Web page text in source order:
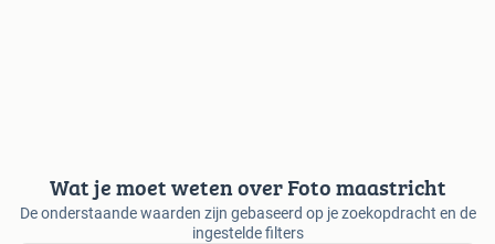
Wat je moet weten over Foto maastricht
De onderstaande waarden zijn gebaseerd op je zoekopdracht en de
ingestelde filters